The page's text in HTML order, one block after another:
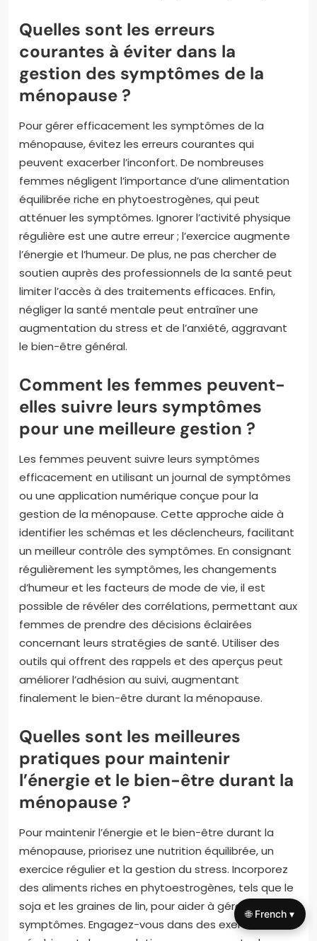
Quelles sont les erreurs
courantes à éviter dans la
gestion des symptômes de la
ménopause ?
Pour gérer efficacement les symptômes de la
ménopause, évitez les erreurs courantes qui
peuvent exacerber l’inconfort. De nombreuses
femmes négligent l’importance d’une alimentation
équilibrée riche en phytoestrogènes, qui peut
atténuer les symptômes. Ignorer l’activité physique
régulière est une autre erreur ; l’exercice augmente
l’énergie et l’humeur. De plus, ne pas chercher de
soutien auprès des professionnels de la santé peut
limiter l’accès à des traitements efficaces. Enfin,
négliger la santé mentale peut entraîner une
augmentation du stress et de l’anxiété, aggravant
le bien-être général.
Comment les femmes peuvent-
elles suivre leurs symptômes
pour une meilleure gestion ?
Les femmes peuvent suivre leurs symptômes
efficacement en utilisant un journal de symptômes
ou une application numérique conçue pour la
gestion de la ménopause. Cette approche aide à
identifier les schémas et les déclencheurs, facilitant
un meilleur contrôle des symptômes. En consignant
régulièrement les symptômes, les changements
d’humeur et les facteurs de mode de vie, il est
possible de révéler des corrélations, permettant aux
femmes de prendre des décisions éclairées
concernant leurs stratégies de santé. Utiliser des
outils qui offrent des rappels et des aperçus peut
améliorer l’adhésion au suivi, augmentant
finalement le bien-être durant la ménopause.
Quelles sont les meilleures
pratiques pour maintenir
l’énergie et le bien-être durant la
ménopause ?
Pour maintenir l’énergie et le bien-être durant la
ménopause, priorisez une nutrition équilibrée, un
exercice régulier et la gestion du stress. Incorporez
des aliments riches en phytoestrogènes, tels que le
soja et les graines de lin, pour aider à gérer les
symptômes. Engagez-vous dans des exercices
🌐 French ▾